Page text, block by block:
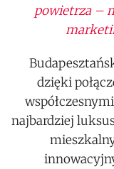
powietrza –
dzięki
najbardziej